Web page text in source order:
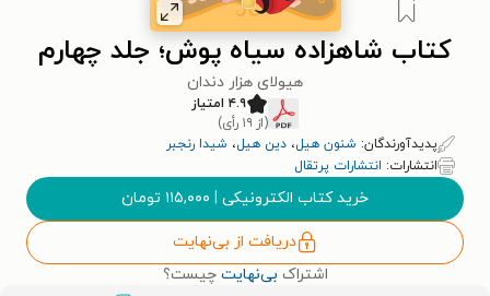
کتاب شاهزاده سیاه پوش؛ جلد چهارم
هیولای هزار دندان
۴.۹ امتیاز
(از ۱۹ رأی)
پدیدآورندگان: شنون هیل، دین هیل، شیدا رنجبر
انتشارات: انتشارات پرتقال
خرید کتاب الکترونیکی | ۱۱۵,۰۰۰ تومان
دریافت از بی‌نهایت
اشتراک بی‌نهایت چیست؟